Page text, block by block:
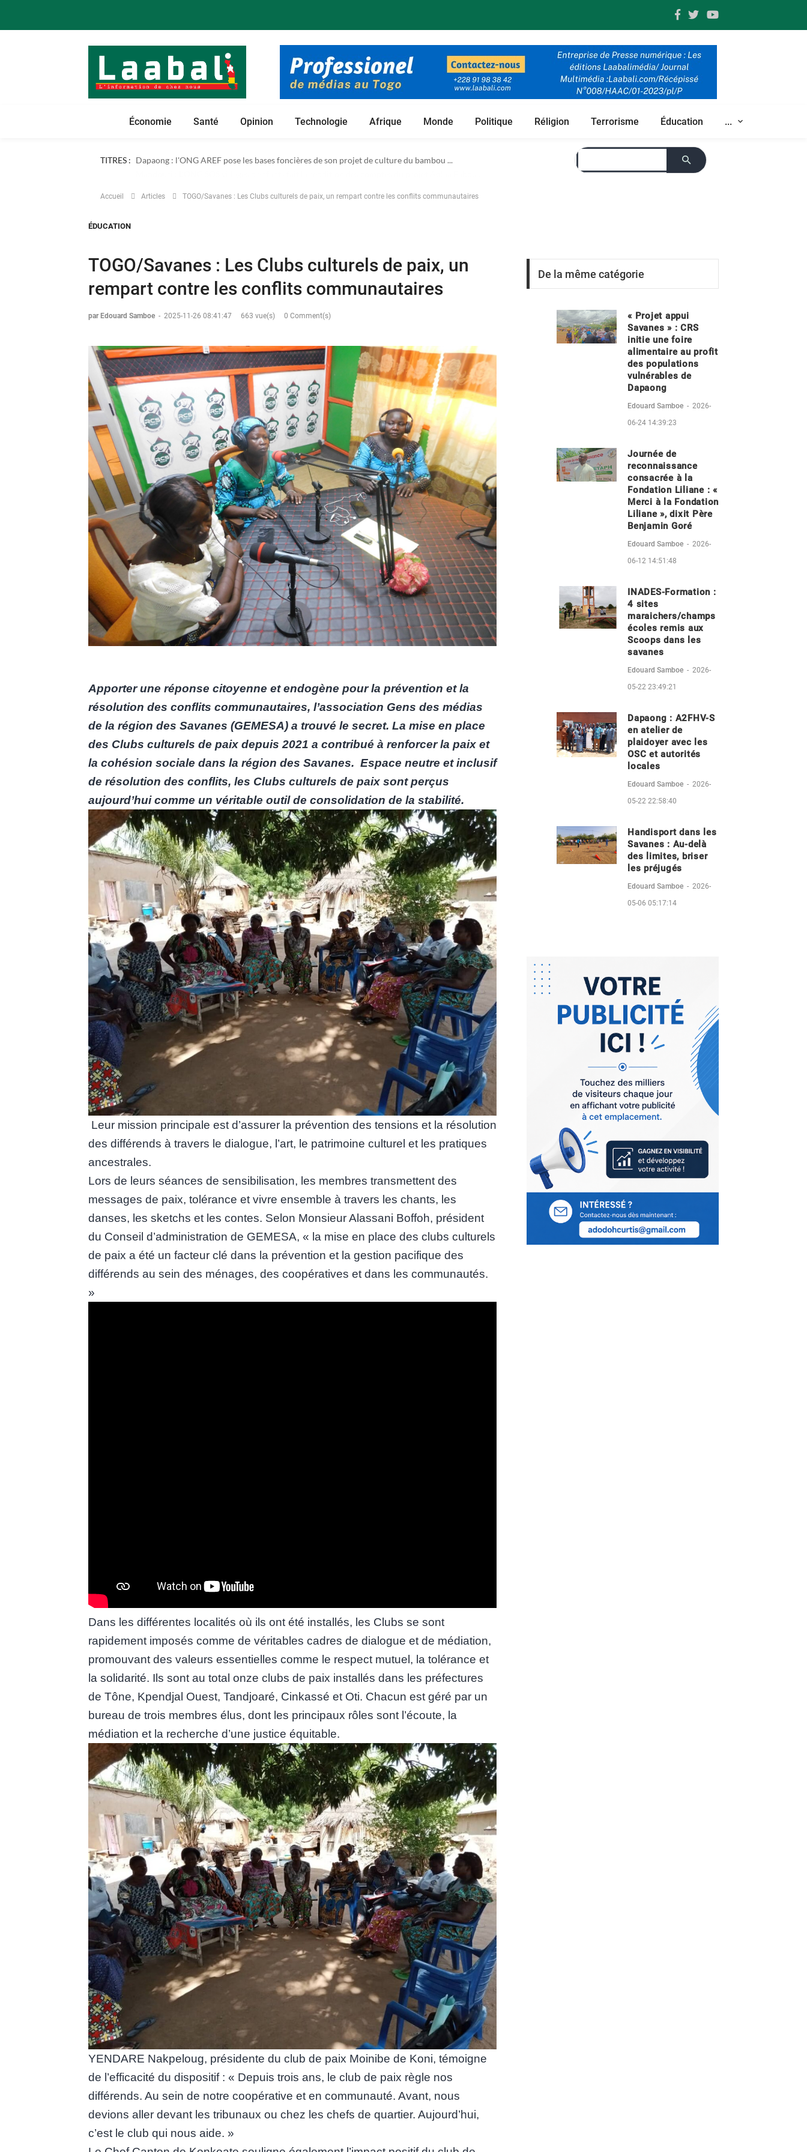
Économie Santé Opinion Technologie Afrique Monde Politique Réligion Terrorisme Éducation ...
TITRES : Dapaong : l'ONG AREF pose les bases foncières de son projet de culture du bambou ...
Accueil Articles TOGO/Savanes : Les Clubs culturels de paix, un rempart contre les conflits communautaires
ÉDUCATION
TOGO/Savanes : Les Clubs culturels de paix, un
rempart contre les conflits communautaires
par Edouard Samboe - 2025-11-26 08:41:47 663 vue(s) 0 Comment(s)
Apporter une réponse citoyenne et endogène pour la prévention et la
résolution des conflits communautaires, l’association Gens des médias
de la région des Savanes (GEMESA) a trouvé le secret. La mise en place
des Clubs culturels de paix depuis 2021 a contribué à renforcer la paix et
la cohésion sociale dans la région des Savanes. Espace neutre et inclusif
de résolution des conflits, les Clubs culturels de paix sont perçus
aujourd’hui comme un véritable outil de consolidation de la stabilité.
Leur mission principale est d’assurer la prévention des tensions et la résolution
des différends à travers le dialogue, l’art, le patrimoine culturel et les pratiques
ancestrales.
Lors de leurs séances de sensibilisation, les membres transmettent des
messages de paix, tolérance et vivre ensemble à travers les chants, les
danses, les sketchs et les contes. Selon Monsieur Alassani Boffoh, président
du Conseil d’administration de GEMESA, « la mise en place des clubs culturels
de paix a été un facteur clé dans la prévention et la gestion pacifique des
différends au sein des ménages, des coopératives et dans les communautés.
»
Dans les différentes localités où ils ont été installés, les Clubs se sont
rapidement imposés comme de véritables cadres de dialogue et de médiation,
promouvant des valeurs essentielles comme le respect mutuel, la tolérance et
la solidarité. Ils sont au total onze clubs de paix installés dans les préfectures
de Tône, Kpendjal Ouest, Tandjoaré, Cinkassé et Oti. Chacun est géré par un
bureau de trois membres élus, dont les principaux rôles sont l’écoute, la
médiation et la recherche d’une justice équitable.
YENDARE Nakpeloug, présidente du club de paix Moinibe de Koni, témoigne
de l’efficacité du dispositif : « Depuis trois ans, le club de paix règle nos
différends. Au sein de notre coopérative et en communauté. Avant, nous
devions aller devant les tribunaux ou chez les chefs de quartier. Aujourd’hui,
c’est le club qui nous aide. »
De la même catégorie
« Projet appui
Savanes » : CRS
initie une foire
alimentaire au profit
des populations
vulnérables de
Dapaong
Edouard Samboe - 2026-
06-24 14:39:23
Journée de
reconnaissance
consacrée à la
Fondation Liliane : «
Merci à la Fondation
Liliane », dixit Père
Benjamin Goré
Edouard Samboe - 2026-
06-12 14:51:48
INADES-Formation :
4 sites
maraichers/champs
écoles remis aux
Scoops dans les
savanes
Edouard Samboe - 2026-
05-22 23:49:21
Dapaong : A2FHV-S
en atelier de
plaidoyer avec les
OSC et autorités
locales
Edouard Samboe - 2026-
05-22 22:58:40
Handisport dans les
Savanes : Au-delà
des limites, briser
les préjugés
Edouard Samboe - 2026-
05-06 05:17:14